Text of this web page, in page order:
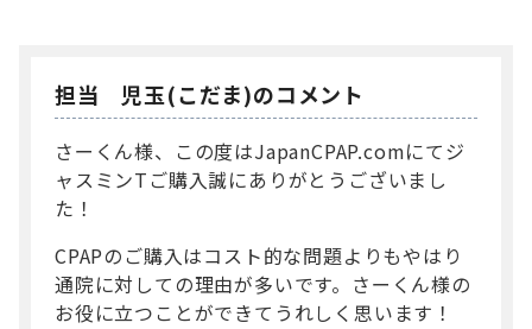
担当 児玉(こだま)のコメント
さーくん様、この度はJapanCPAP.comにてジ
ャスミンTご購入誠にありがとうございまし
た！
CPAPのご購入はコスト的な問題よりもやはり
通院に対しての理由が多いです。さーくん様の
お役に立つことができてうれしく思います！